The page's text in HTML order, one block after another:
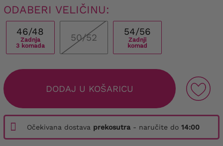
ODABERI VELIČINU:
46/48
Zadnja
3 komada
50/52
54/56
Zadnji
komad
DODAJ U KOŠARICU
Očekivana dostava prekosutra - naručite do 14:00